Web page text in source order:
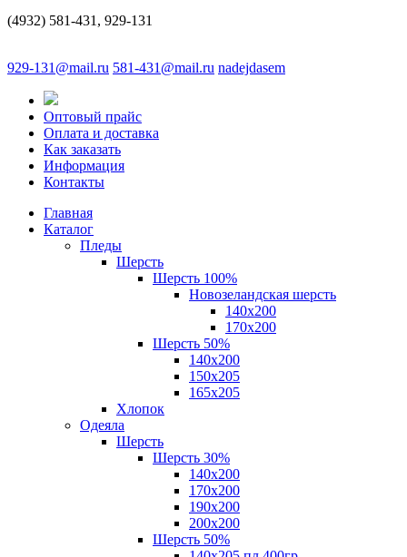
(4932) 581-431, 929-131
929-131@mail.ru 581-431@mail.ru nadejdasem
Оптовый прайс
Оплата и доставка
Как заказать
Информация
Контакты
Главная
Каталог
Пледы
Шерсть
Шерсть 100%
Новозеландская шерсть
140х200
170x200
Шерсть 50%
140x200
150х205
165х205
Хлопок
Одеяла
Шерсть
Шерсть 30%
140х200
170х200
190х200
200х200
Шерсть 50%